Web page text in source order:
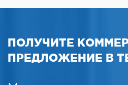
ПОЛУЧИТЕ
ПРЕДЛОЖЕНИЕ В